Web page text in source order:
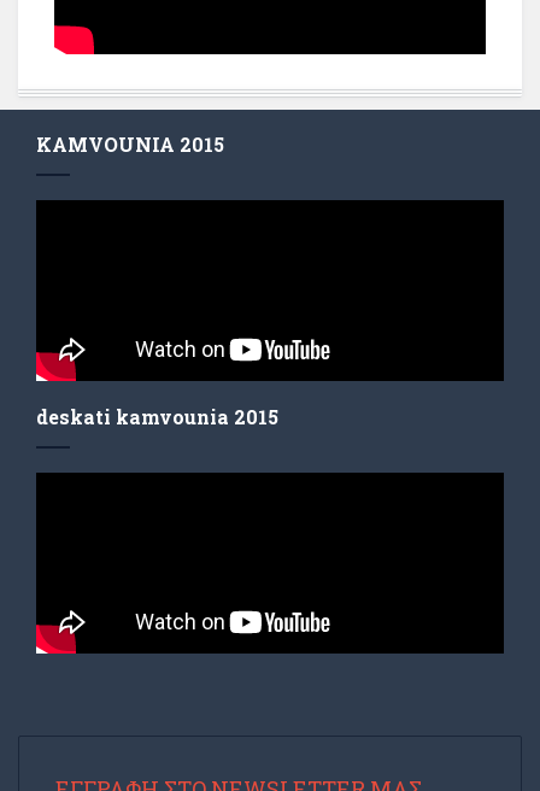
KAMVOUNIA 2015
deskati kamvounia 2015